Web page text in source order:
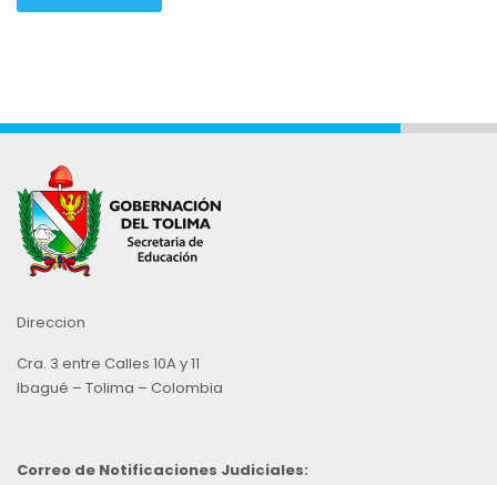
Direccion
Cra. 3 entre Calles 10A y 11
Ibagué – Tolima – Colombia
Correo de Notificaciones Judiciales: